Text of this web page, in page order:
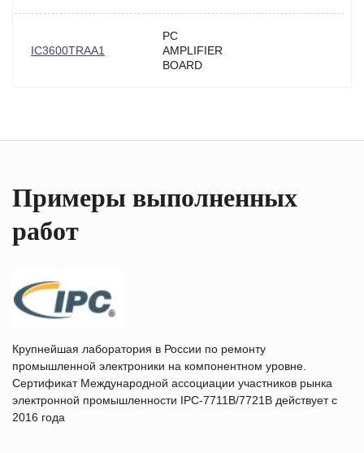
IC3600TRAA1
PC
AMPLIFIER
BOARD
Примеры выполненных
работ
Крупнейшая лаборатория в России по ремонту
промышленной электроники на компонентном уровне.
Сертификат Международной ассоциации участников рынка
электронной промышленности IPC-7711B/7721B действует с
2016 года